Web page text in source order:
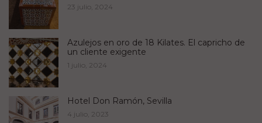
23 julio, 2024
Azulejos en oro de 18 Kilates. El capricho de
un cliente exigente
1 julio, 2024
Hotel Don Ramón, Sevilla
4 julio, 2023